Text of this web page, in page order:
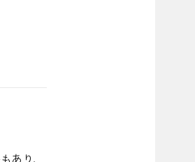
あり、